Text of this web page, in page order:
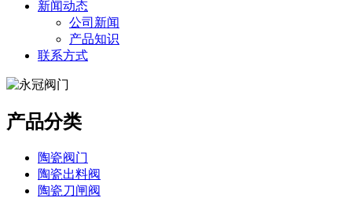
新闻动态
公司新闻
产品知识
联系方式
产品分类
陶瓷阀门
陶瓷出料阀
陶瓷刀闸阀